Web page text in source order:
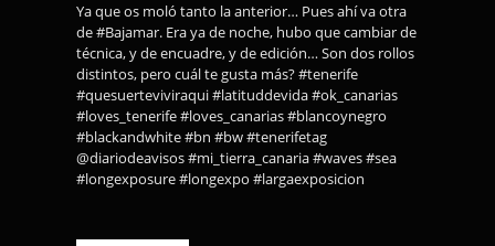
Ya que os moló tanto la anterior… Pues ahí va otra
de #Bajamar. Era ya de noche, hubo que cambiar de
técnica, y de encuadre, y de edición… Son dos rollos
distintos, pero cuál te gusta más? #tenerife
#quesuerteviviraqui #latituddevida #ok_canarias
#loves_tenerife #loves_canarias #blancoynegro
#blackandwhite #bn #bw #tenerifetag
@diariodeavisos #mi_tierra_canaria #waves #sea
#longexposure #longexpo #largaexposicion